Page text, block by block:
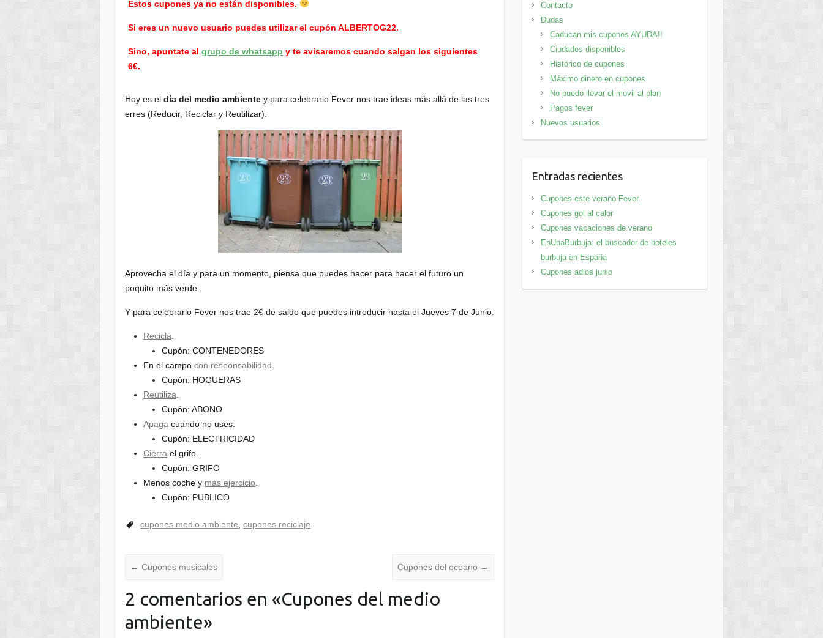
Estos cupones ya no están disponibles.
Si eres un nuevo usuario puedes utilizar el cupón ALBERTOG22.
Sino, apuntate algrupo de whatsapp y te avisaremos cuando salgan los siguientes
6€.
Hoy es eldía del medio ambiente y para celebrarlo Fever nos trae ideas más allá de las tres
erres (Reducir, Reciclar y Reutilizar).
Aprovecha el día y para un momento, piensa que puedes hacer para hacer el futuro un
poquito más verde.
Y para celebrarlo Fever nos trae 2€ de saldo que puedes introducir hasta el Jueves 7 de Junio.
Recicla.
Cupón: CONTENEDORES
En el campocon responsabilidad.
Cupón: HOGUERAS
Reutiliza.
Cupón: ABONO
Apaga cuando no uses.
Cupón: ELECTRICIDAD
Cierra el grifo.
Cupón: GRIFO
Menos coche y más ejercicio.
Cupón: PUBLICO
cupones medio ambiente,cupones reciclaje
← Cupones musicales Cupones del oceano →
2 comentarios en «Cupones del medio
ambiente»
Contacto
Dudas
Caducan mis cupones AYUDA!!
Ciudades disponibles
Histórico de cupones
Máximo dinero en cupones
No puedo llevar el movil al plan
Pagos fever
Nuevos usuarios
Entradas recientes
Cupones este verano Fever
Cupones gol al calor
Cupones vacaciones de verano
EnUnaBurbuja: el buscador de hoteles
burbuja en España
Cupones adiós junio